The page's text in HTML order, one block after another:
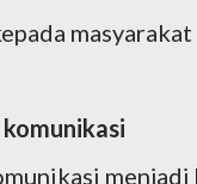
masyarakat
menjadi